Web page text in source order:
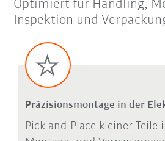
Optimiert für Handling,
Inspektion und
Präzisionsmontage in der
Pick-and-Place kleiner Teile